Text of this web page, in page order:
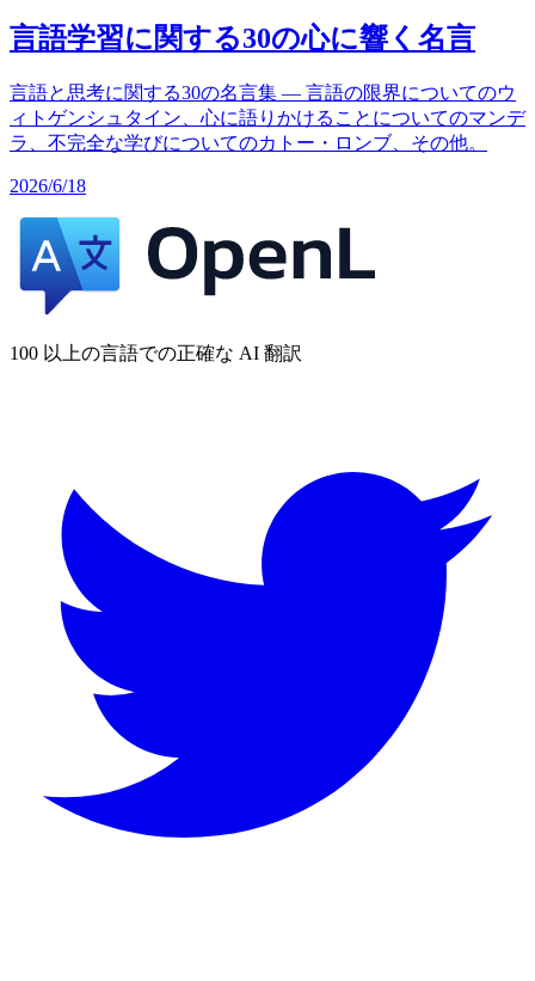
言語学習に関する30の心に響く名言
言語と思考に関する30の名言集 — 言語の限界についてのウ
ィトゲンシュタイン、心に語りかけることについてのマンデ
ラ、不完全な学びについてのカトー・ロンブ、その他。
2026/6/18
100 以上の言語での正確な AI 翻訳